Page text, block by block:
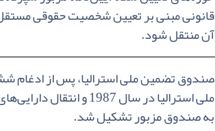
قانونی مبنی بر تعیین شخصیت حقوقی
آن منتقل شود.
صندوق تضمین ملی استرالیا، پس از
ملی استرالیا در سال
به صندوق مزبور تشکیل شد.